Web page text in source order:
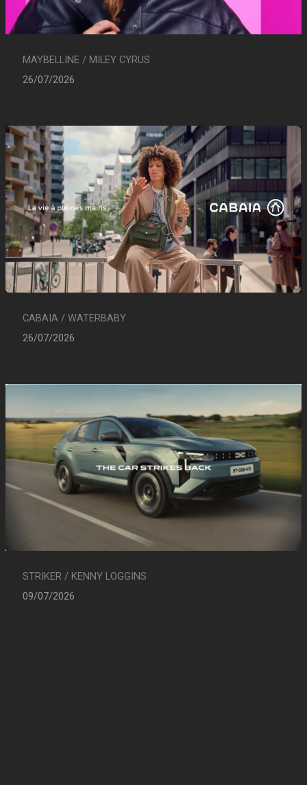
MAYBELLINE / MILEY CYRUS
26/07/2026
CABAIA / WATERBABY
26/07/2026
STRIKER / KENNY LOGGINS
09/07/2026